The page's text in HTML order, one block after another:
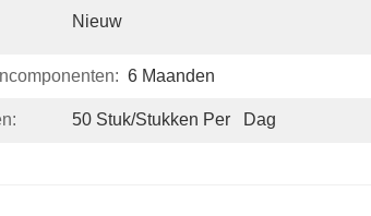
Nieuw
6 Maanden
50 Stuk/Stukken Per   Dag